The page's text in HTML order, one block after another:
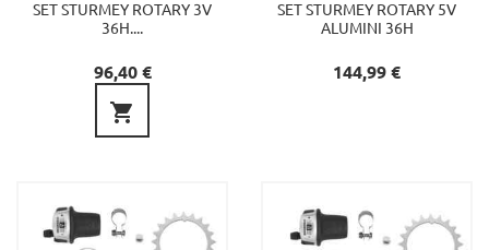
SET STURMEY ROTARY 3V
36H....
Preu
96,40 €

SET STURMEY ROTARY 5V
ALUMINI 36H
Preu
144,99 €